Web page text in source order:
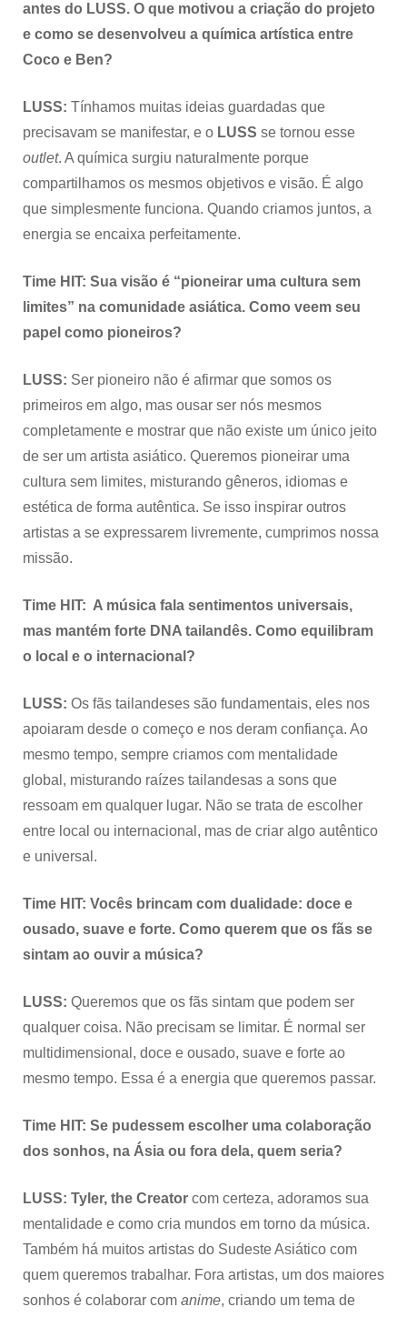
antes do LUSS. O que motivou a criação do projeto
e como se desenvolveu a química artística entre
Coco e Ben?
LUSS: Tínhamos muitas ideias guardadas que
precisavam se manifestar, e o LUSS se tornou esse
outlet. A química surgiu naturalmente porque
compartilhamos os mesmos objetivos e visão. É algo
que simplesmente funciona. Quando criamos juntos, a
energia se encaixa perfeitamente.
Time HIT: Sua visão é “pioneirar uma cultura sem
limites” na comunidade asiática. Como veem seu
papel como pioneiros?
LUSS: Ser pioneiro não é afirmar que somos os
primeiros em algo, mas ousar ser nós mesmos
completamente e mostrar que não existe um único jeito
de ser um artista asiático. Queremos pioneirar uma
cultura sem limites, misturando gêneros, idiomas e
estética de forma autêntica. Se isso inspirar outros
artistas a se expressarem livremente, cumprimos nossa
missão.
Time HIT: A música fala sentimentos universais,
mas mantém forte DNA tailandês. Como equilibram
o local e o internacional?
LUSS: Os fãs tailandeses são fundamentais, eles nos
apoiaram desde o começo e nos deram confiança. Ao
mesmo tempo, sempre criamos com mentalidade
global, misturando raízes tailandesas a sons que
ressoam em qualquer lugar. Não se trata de escolher
entre local ou internacional, mas de criar algo autêntico
e universal.
Time HIT: Vocês brincam com dualidade: doce e
ousado, suave e forte. Como querem que os fãs se
sintam ao ouvir a música?
LUSS: Queremos que os fãs sintam que podem ser
qualquer coisa. Não precisam se limitar. É normal ser
multidimensional, doce e ousado, suave e forte ao
mesmo tempo. Essa é a energia que queremos passar.
Time HIT: Se pudessem escolher uma colaboração
dos sonhos, na Ásia ou fora dela, quem seria?
LUSS: Tyler, the Creator com certeza, adoramos sua
mentalidade e como cria mundos em torno da música.
Também há muitos artistas do Sudeste Asiático com
quem queremos trabalhar. Fora artistas, um dos maiores
sonhos é colaborar com anime, criando um tema de